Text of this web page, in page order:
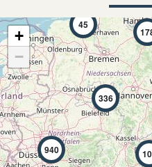
45
336
940
+
−